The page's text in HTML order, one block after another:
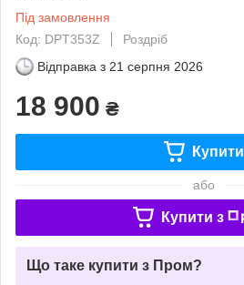
Під замовлення
Код: DPT353Z
Роздріб
Відправка з 21 серпня 2026
18 900 ₴
Купити
або
Купити з
Що таке купити з Пром?